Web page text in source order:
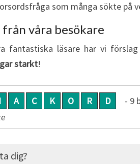
som många sökte på
våra besökare
fantastiska läsare har vi
starkt!
A C K O R D
- 9
dig?